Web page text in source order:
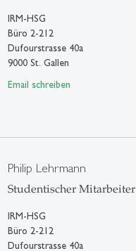
IRM-HSG
Büro 2-212
Dufourstrasse 40a
9000 St. Gallen
Email schreiben
Philip Lehrmann
Studentischer Mitarbeiter
IRM-HSG
Büro 2-212
Dufourstrasse 40a